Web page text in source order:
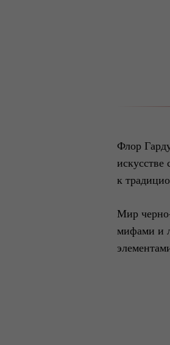
Флор
искусстве
к
Мир
мифами и